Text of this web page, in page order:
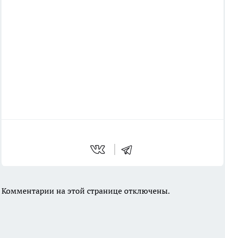
Комментарии на этой странице отключены.